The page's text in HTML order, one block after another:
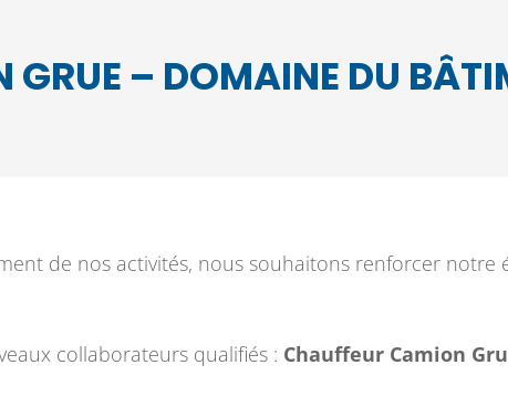
GRUE – DOMAINE DU
de nos activités, nous souhaitons renforcer notre
collaborateurs qualifiés : Chauffeur Camion